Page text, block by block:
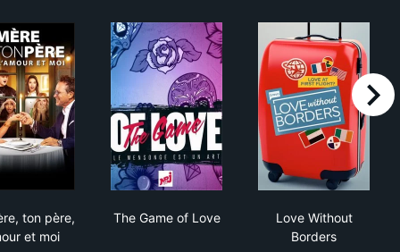
ton père,
et moi
The Game of Love
Love Without
Borders
right